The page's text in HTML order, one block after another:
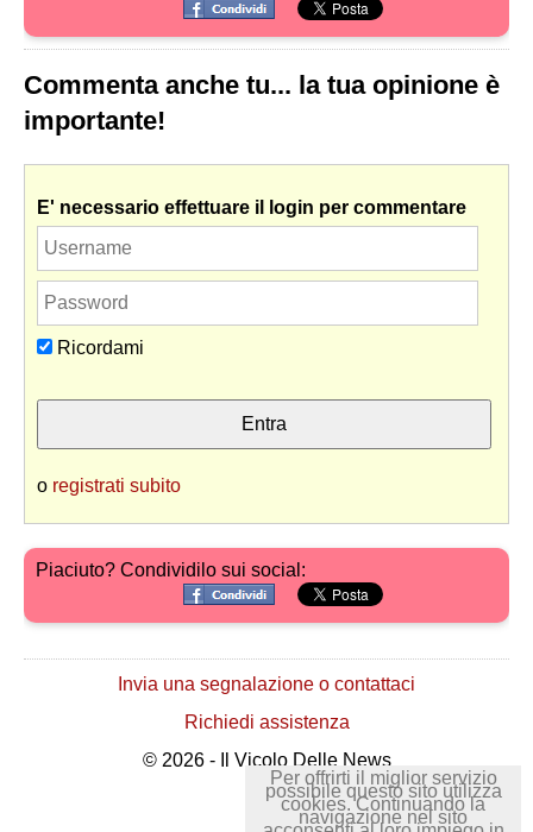
Commenta anche tu... la tua opinione è
importante!
E' necessario effettuare il login per commentare
Ricordami
o registrati subito
Piaciuto? Condividilo sui social:
Invia una segnalazione o contattaci
Richiedi assistenza
© 2026 - Il Vicolo Delle News
Per offrirti il miglior servizio
possibile questo sito utilizza
cookies. Continuando la
navigazione nel sito